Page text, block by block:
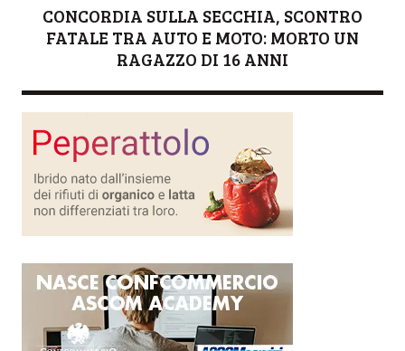
CONCORDIA SULLA SECCHIA, SCONTRO
FATALE TRA AUTO E MOTO: MORTO UN
RAGAZZO DI 16 ANNI